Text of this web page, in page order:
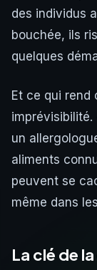
des individus
bouchée, ils
quelques
Et ce qui rend
imprévisibilité.
un
aliments
peuvent se
même dans
La clé de